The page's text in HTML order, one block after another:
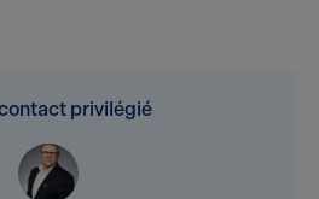
privilégié